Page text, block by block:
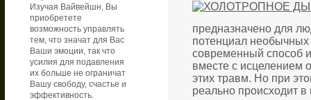
Изучая Вайвейшн, Вы
приобретете
возможность управлять
тем, что значат для Вас
Ваши эмоции, так что
усилия для подавления
их больше не ограничат
Вашу свободу, счастье и
эффективность.
предназначено для
потенциал необычных
современный способ
вместе с исцелением
этих травм. Но при
реально происходит